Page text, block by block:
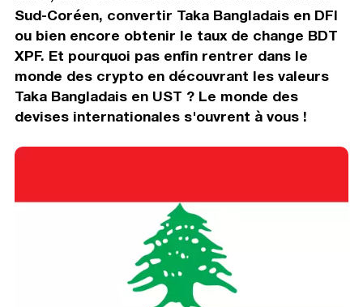
Sud-Coréen, convertir Taka Bangladais en DFI
ou bien encore obtenir le taux de change BDT
XPF. Et pourquoi pas enfin rentrer dans le
monde des crypto en découvrant les valeurs
Taka Bangladais en UST ? Le monde des
devises internationales s'ouvrent à vous !